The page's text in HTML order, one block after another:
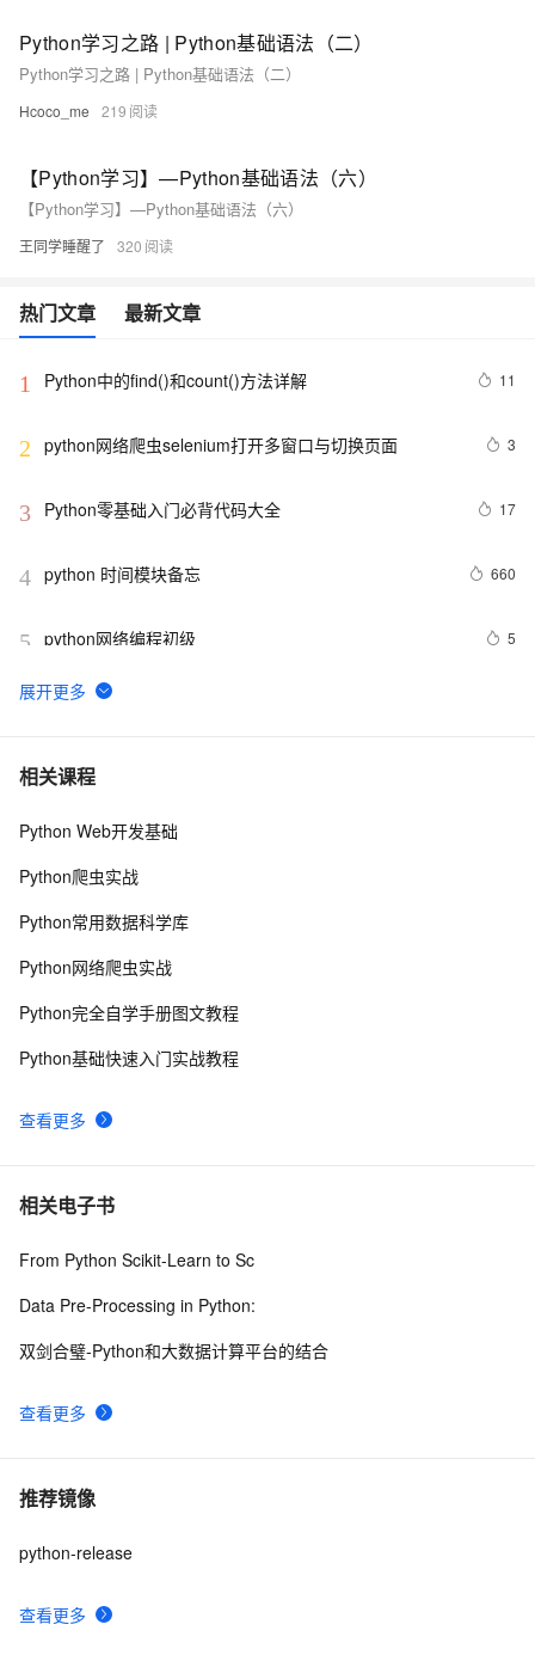
Python学习之路 | Python基础语法（二）
Python学习之路 | Python基础语法（二）
Hcoco_me 219
【Python学习】—Python基础语法（六）
【Python学习】—Python基础语法（六）
王同学睡醒了 320
热门文章 最新文章
1 Python中的find()和count()方法详解 11
2 python网络爬虫selenium打开多窗口与切换页面 3
3 Python零基础入门必背代码大全 17
4 python 时间模块备忘 660
5 python网络编程初级 5
6 Python功能强大、灵活可扩展的Statsmodels库
7 python day Twelve
8 python join 和 split的常用使用方法
10python中使用and和or来实现其它语言中的?号表达式
相关课程
查看更多
Python Web开发基础
Python爬虫实战
Python常用数据科学库
Python网络爬虫实战
Python完全自学手册图文教程
Python基础快速入门实战教程
相关电子书
查看更多
From Python Scikit-Learn to Sc
Data Pre-Processing in Python:
双剑合璧-Python和大数据计算平台的结合
推荐镜像
查看更多
python-release